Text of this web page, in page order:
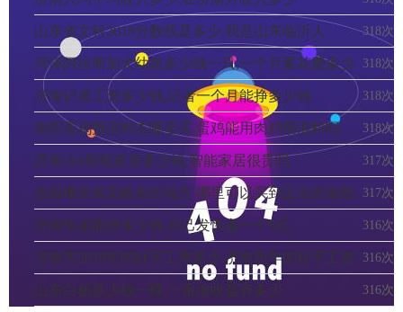
318次
山东省文科2018分数线是多少,我是山东临沂人
318次
菏泽阿拉斯加犬幼崽多少钱一只,一个月要花费多少
318次
济南记者工资多少钱,记者一个月能挣多少钱
318次
南阳蛋鸡预混料去哪里买,蛋鸡能用肉鸡预混料吗
317次
济南uiot智能家居多少钱,智能家居很贵吗
317次
洛阳哪里有卖帆布的地方,哪里可以买到正宗的洛阳
特产 316次
济南快递能挣多少钱,自己发快递一个8元
316次
济南市2018年的社平工资多少,济南历年的社平工资
多少 316次
山东白杨多少钱一棵,一亩地收益有多少